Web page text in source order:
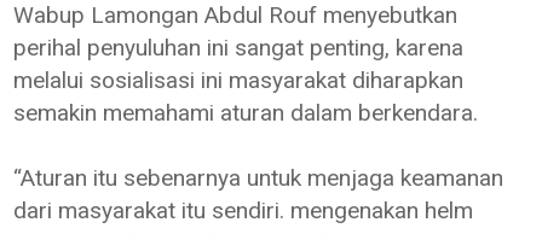
Wabup Lamongan Abdul Rouf menyebutkan
perihal penyuluhan ini sangat penting, karena
melalui sosialisasi ini masyarakat diharapkan
semakin memahami aturan dalam berkendara.
“Aturan itu sebenarnya untuk menjaga keamanan
dari masyarakat itu sendiri. mengenakan helm